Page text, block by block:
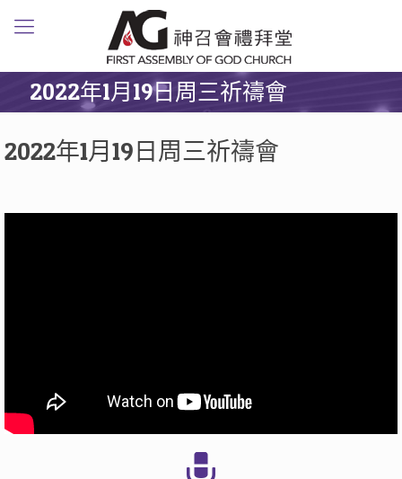
2022年1月19日周三祈禱會
2022年1月19日周三祈禱會